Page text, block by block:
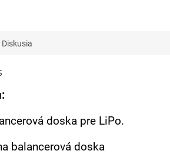
Diskusia
doska pre LiPo.
balancerová doska